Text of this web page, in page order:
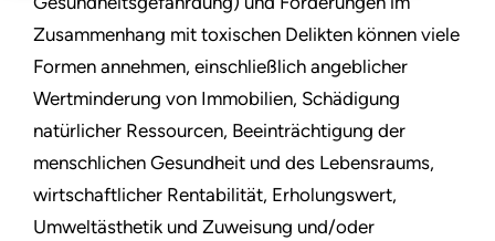
Zusammenhang mit toxischen Delikten können viele
Formen annehmen, einschließlich angeblicher
Wertminderung von Immobilien, Schädigung
natürlicher Ressourcen, Beeinträchtigung der
menschlichen Gesundheit und des Lebensraums,
wirtschaftlicher Rentabilität, Erholungswert,
Umweltästhetik und Zuweisung und/oder